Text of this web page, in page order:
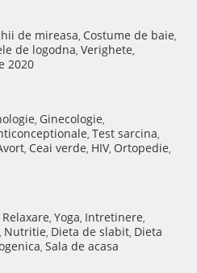
de mireasa, Costume de baie,
de logodna, Verighete,
2020
, Ginecologie,
, Test sarcina,
, Ceai verde, HIV, Ortopedie,
Relaxare, Yoga, Intretinere,
, Nutritie, Dieta de slabit, Dieta
, Sala de acasa